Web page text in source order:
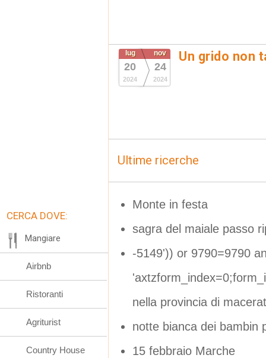
lug
20
2024
nov
24
2024
Un grido non
Ultime ricerche
Monte in festa
sagra del maiale passo
-5149')) or 9790=9790
nella provincia di
notte bianca dei bambin
15 febbraio Marche
CERCA DOVE:
Mangiare
Airbnb
Ristoranti
Agriturist
Country House